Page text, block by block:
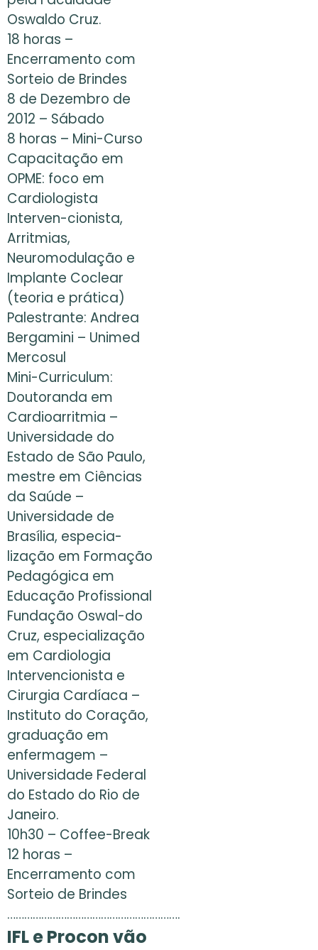
Oswaldo Cruz.
18 horas –
Encerramento com
Sorteio de Brindes
8 de Dezembro de
2012 – Sábado
8 horas – Mini-Curso
Capacitação em
OPME: foco em
Cardiologista
Interven-cionista,
Arritmias,
Neuromodulação e
Implante Coclear
(teoria e prática)
Palestrante: Andrea
Bergamini – Unimed
Mercosul
Mini-Curriculum:
Doutoranda em
Cardioarritmia –
Universidade do
Estado de São Paulo,
mestre em Ciências
da Saúde –
Universidade de
Brasília, especia-
lização em Formação
Pedagógica em
Educação Profissional
Fundação Oswal-do
Cruz, especialização
em Cardiologia
Intervencionista e
Cirurgia Cardíaca –
Instituto do Coração,
graduação em
enfermagem –
Universidade Federal
do Estado do Rio de
Janeiro.
10h30 – Coffee-Break
12 horas –
Encerramento com
Sorteio de Brindes
…………………………………………………….
IFL e Procon vão